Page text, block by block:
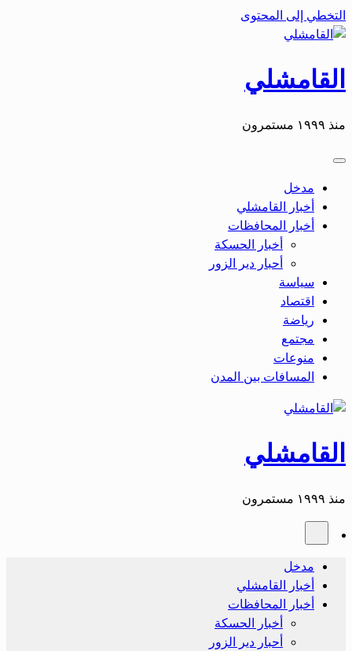
التخطي إلى المحتوى
القامشلي
منذ ١٩٩٩ مستمرون
مدخل
أخبار القامشلي
أخبار المحافظات
أخبار الحسكة
أحبار دير الزور
سياسة
اقتصاد
رياضة
مجتمع
منوعات
المسافات بين المدن
القامشلي
منذ ١٩٩٩ مستمرون
مدخل
أخبار القامشلي
أخبار المحافظات
أخبار الحسكة
أحبار دير الزور